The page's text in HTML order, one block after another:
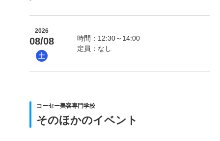
2026
08/08
土
時間：12:30～14:00
定員：なし
コーセー美容専門学校
そのほかのイベント